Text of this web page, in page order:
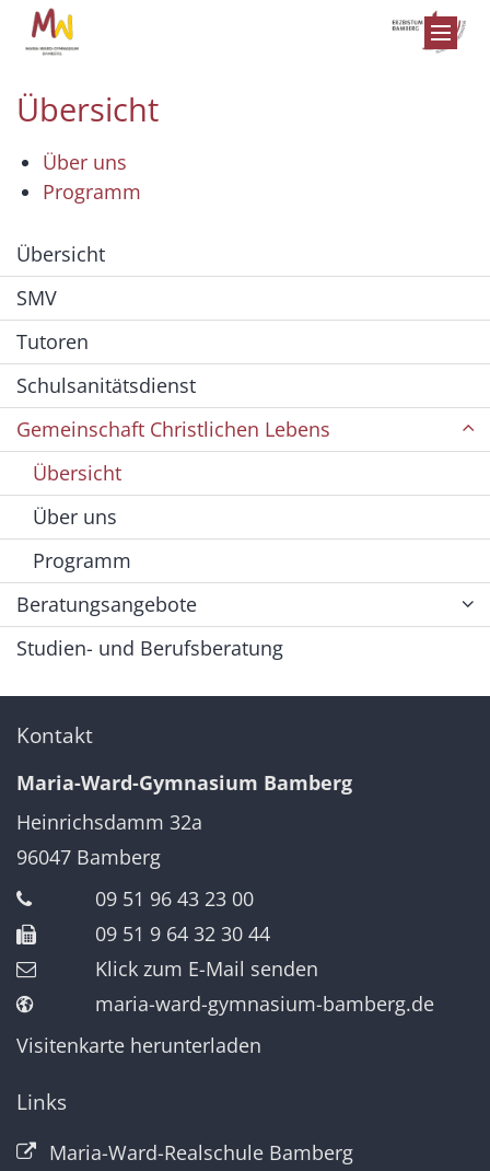
Zum Inhalt springen
Übersicht
Über uns
Programm
Übersicht
SMV
Tutoren
Schulsanitätsdienst
Gemeinschaft Christlichen Lebens
Übersicht
Über uns
Programm
Beratungsangebote
Studien- und Berufsberatung
Kontakt
Maria-Ward-Gymnasium Bamberg
Heinrichsdamm 32a
96047 Bamberg
09 51 96 43 23 00
09 51 9 64 32 30 44
Klick zum E-Mail senden
maria-ward-gymnasium-bamberg.de
Visitenkarte herunterladen
Links
Maria-Ward-Realschule Bamberg